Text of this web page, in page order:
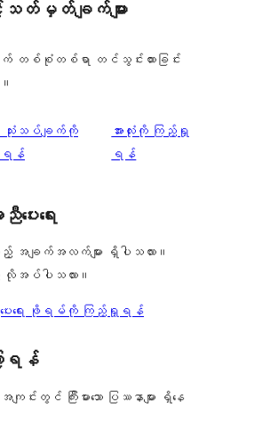
တ်မှတ်ချက်များ
က် တစ်စုံတစ်ရာ တင်သွင်းထားခြင်း
းသပ်ချက်ကို
ရန်
သုံးသပ်
ချက်
အားလုံးကို ကြည့်ရှု
ရန်
ေးရေး
လိုသည့် အချက်အလက်များ ရှိပါသလား။
အပ်ပါသလား။
းရေး ဖိုရမ်ကို ကြည့်ရှုရန်
းရန်
င်းတွင် ကြီးမားသော ပြဿနာများ ရှိနေ